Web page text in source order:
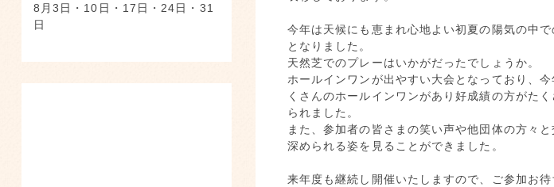
今年は天候にも恵まれ心地よい初夏の陽気の中で
となりました。
天然芝でのプレーはいかがだったでしょうか。
ホールインワンが出やすい大会となっており、今
くさんのホールインワンがあり好成績の方がたく
られました。
また、参加者の皆さまの笑い声や他団体の方々と
深められる姿を見ることができました。
来年度も継続し開催いたしますので、ご参加お待
8月3日・10日・17日・24日・31
日